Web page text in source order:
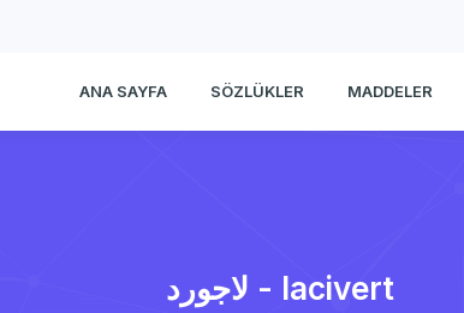
ANA SAYFA SÖZLÜKLER MADDELER
لاجورد - lacivert